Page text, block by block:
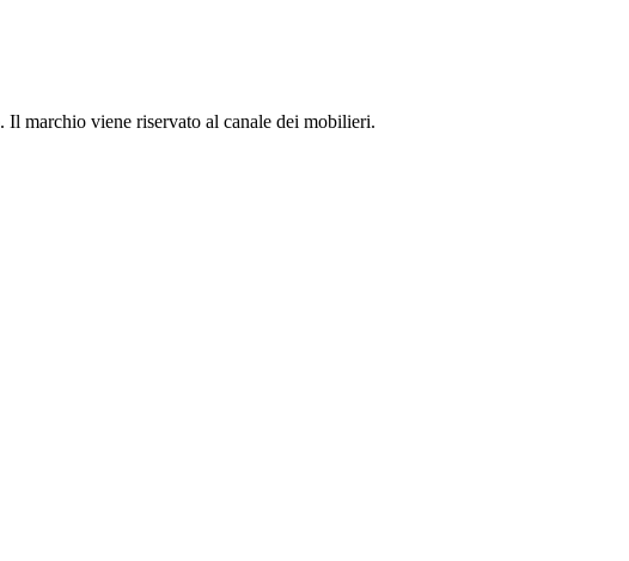
marchio viene riservato al canale dei mobilieri.